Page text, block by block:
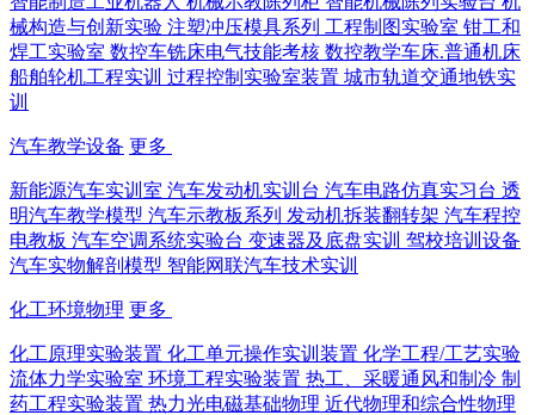
械构造与创新实验 注塑冲压模具系列 工程制图实验室 钳工和
焊工实验室 数控车铣床电气技能考核 数控教学车床.普通机床
船舶轮机工程实训 过程控制实验室装置 城市轨道交通地铁实
训
汽车教学设备 更多
新能源汽车实训室 汽车发动机实训台 汽车电路仿真实习台 透
明汽车教学模型 汽车示教板系列 发动机拆装翻转架 汽车程控
电教板 汽车空调系统实验台 变速器及底盘实训 驾校培训设备
汽车实物解剖模型 智能网联汽车技术实训
化工环境物理 更多
化工原理实验装置 化工单元操作实训装置 化学工程/工艺实验
流体力学实验室 环境工程实验装置 热工、采暖通风和制冷 制
药工程实验装置 热力光电磁基础物理 近代物理和综合性物理